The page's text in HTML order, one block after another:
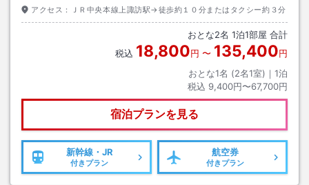
アクセス： ＪＲ中央本線上諏訪駅→徒歩約１０分またはタクシー約３分
おとな2名 1泊1部屋 合計
税込 18,800円 〜 135,400円
おとな1名 (2名1室)｜ 1泊
税込 9,400円〜67,700円
宿泊プランを見る
新幹線・JR
付きプラン
航空券
付きプラン